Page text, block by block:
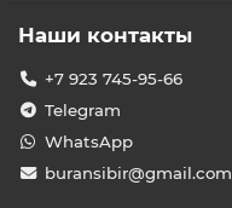
Наши контакты
+7 923 745-95-66
Telegram
WhatsApp
buransibir@gmail.com